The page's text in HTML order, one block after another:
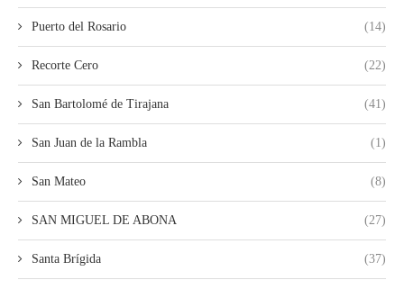
Puerto del Rosario (14)
Recorte Cero (22)
San Bartolomé de Tirajana (41)
San Juan de la Rambla (1)
San Mateo (8)
SAN MIGUEL DE ABONA (27)
Santa Brígida (37)